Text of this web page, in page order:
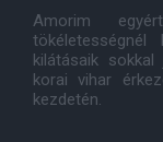
Amorim
kilátásaik
korai vihar
kezdetén.